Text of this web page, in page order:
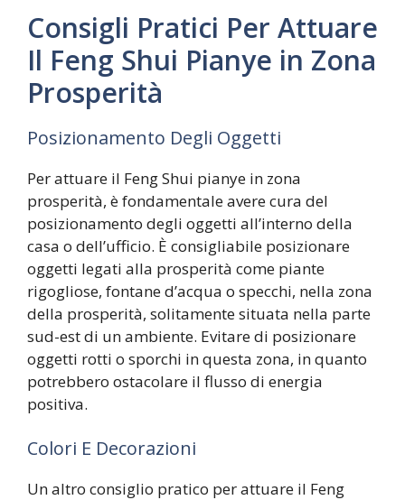
Consigli Pratici Per Attuare
Il Feng Shui Pianye in Zona
Prosperità
Posizionamento Degli Oggetti
Per attuare il Feng Shui pianye in zona
prosperità, è fondamentale avere cura del
posizionamento degli oggetti all’interno della
casa o dell’ufficio. È consigliabile posizionare
oggetti legati alla prosperità come piante
rigogliose, fontane d’acqua o specchi, nella zona
della prosperità, solitamente situata nella parte
sud-est di un ambiente. Evitare di posizionare
oggetti rotti o sporchi in questa zona, in quanto
potrebbero ostacolare il flusso di energia
positiva.
Colori E Decorazioni
Un altro consiglio pratico per attuare il Feng